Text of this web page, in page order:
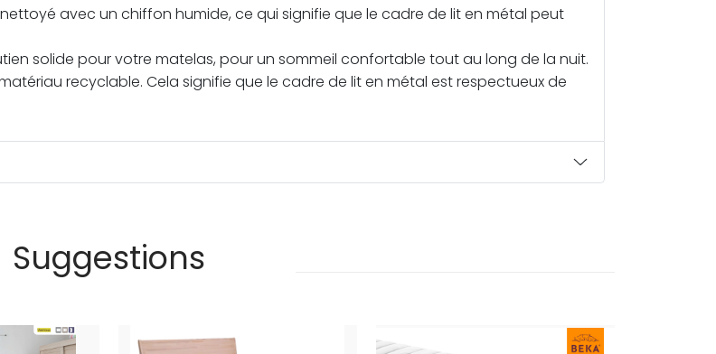
avec un chiffon humide, ce qui signifie que le cadre de lit en métal peut
solide pour votre matelas, pour un sommeil confortable tout au long de la nuit.
recyclable. Cela signifie que le cadre de lit en métal est respectueux de
Suggestions